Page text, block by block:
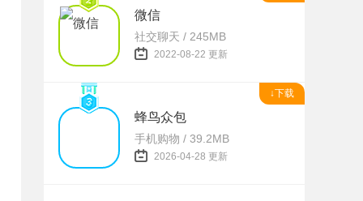
微信
社交聊天 / 245MB
2022-08-22 更新
↓下载
蜂鸟众包
手机购物 / 39.2MB
2026-04-28 更新